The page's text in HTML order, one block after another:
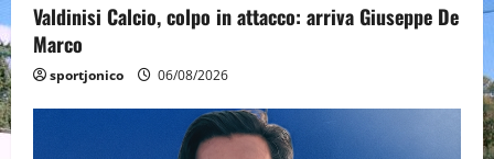
Valdinisi Calcio, colpo in attacco: arriva Giuseppe De
Marco
sportjonico 06/08/2026